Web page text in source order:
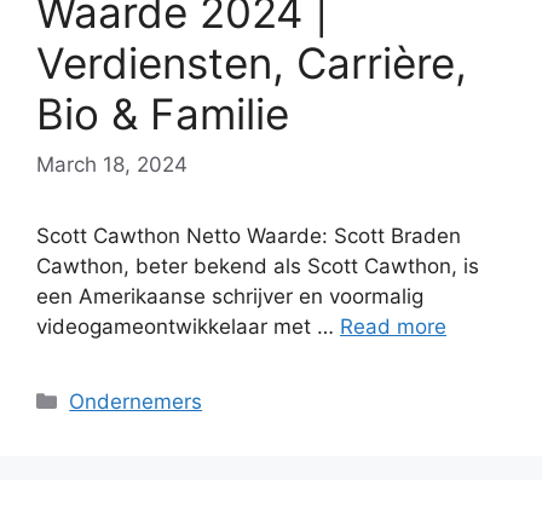
Waarde 2024 |
Verdiensten, Carrière,
Bio & Familie
March 18, 2024
Scott Cawthon Netto Waarde: Scott Braden
Cawthon, beter bekend als Scott Cawthon, is
een Amerikaanse schrijver en voormalig
videogameontwikkelaar met … Read more
Categories
Ondernemers